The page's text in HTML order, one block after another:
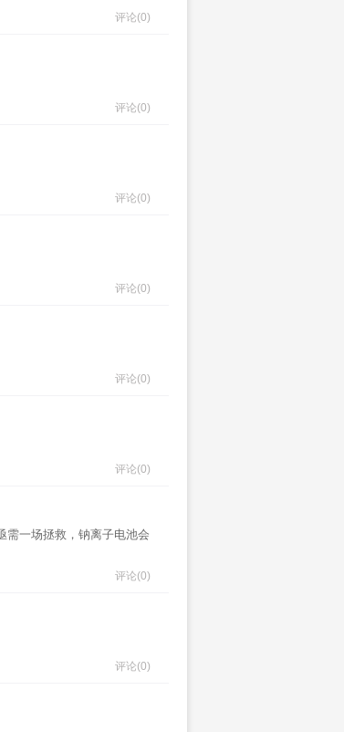
评论(0)
评论(0)
评论(0)
评论(0)
评论(0)
评论(0)
需一场拯救，钠离子电池会
评论(0)
评论(0)